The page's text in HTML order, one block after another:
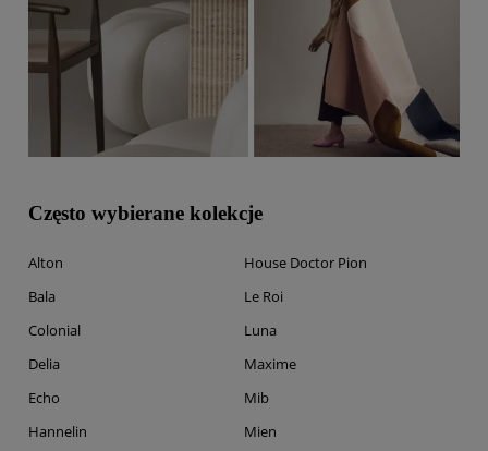
Często wybierane kolekcje
Alton
Bala
Colonial
Delia
Echo
Hannelin
House Doctor Pion
Le Roi
Luna
Maxime
Mib
Mien